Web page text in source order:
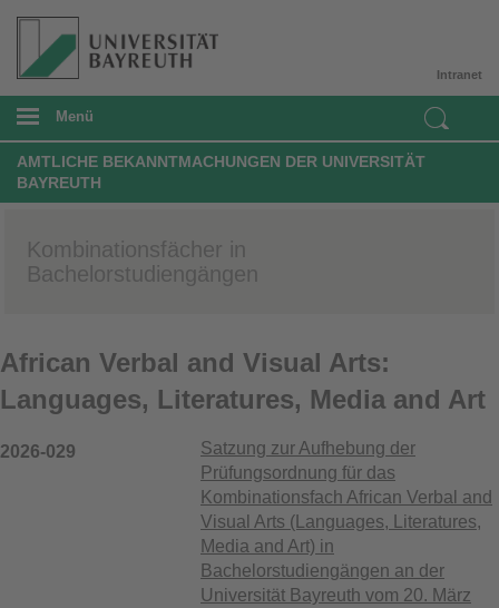
Intranet
Menü
AMTLICHE BEKANNTMACHUNGEN DER UNIVERSITÄT
BAYREUTH
Kombinationsfächer in
Bachelorstudiengängen
African Verbal and Visual Arts:
Languages, Literatures, Media and Art
2026-029
Satzung zur Aufhebung der
Prüfungsordnung für das
Kombinationsfach African Verbal and
Visual Arts (Languages, Literatures,
Media and Art) in
Bachelorstudiengängen an der
Universität Bayreuth vom 20. März